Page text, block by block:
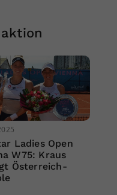
Ladies Open
W75: Kraus
Österreich-